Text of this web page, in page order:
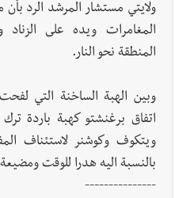
ولايتي مستشار المرشد الرد بأن
المغامرات ويده على الزناد
المنطقة نحو النار.
وبين الهبة الساخنة التي
اتفاق برغنشتو كهبة باردة
ويتكوف وكوشنر لاستئناف
بالنسبة اليه هدرا للوقت
---------------